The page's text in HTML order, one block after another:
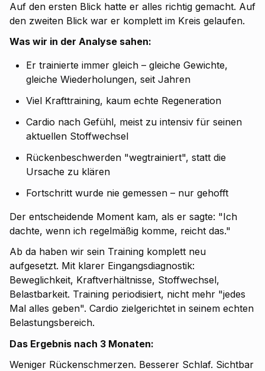
Auf den ersten Blick hatte er alles richtig gemacht. Auf
den zweiten Blick war er komplett im Kreis gelaufen.
Was wir in der Analyse sahen:
Er trainierte immer gleich – gleiche Gewichte,
gleiche Wiederholungen, seit Jahren
Viel Krafttraining, kaum echte Regeneration
Cardio nach Gefühl, meist zu intensiv für seinen
aktuellen Stoffwechsel
Rückenbeschwerden "wegtrainiert", statt die
Ursache zu klären
Fortschritt wurde nie gemessen – nur gehofft
Der entscheidende Moment kam, als er sagte: "Ich
dachte, wenn ich regelmäßig komme, reicht das."
Ab da haben wir sein Training komplett neu
aufgesetzt. Mit klarer Eingangsdiagnostik:
Beweglichkeit, Kraftverhältnisse, Stoffwechsel,
Belastbarkeit. Training periodisiert, nicht mehr "jedes
Mal alles geben". Cardio zielgerichtet in seinem echten
Belastungsbereich.
Das Ergebnis nach 3 Monaten:
Weniger Rückenschmerzen. Besserer Schlaf. Sichtbar